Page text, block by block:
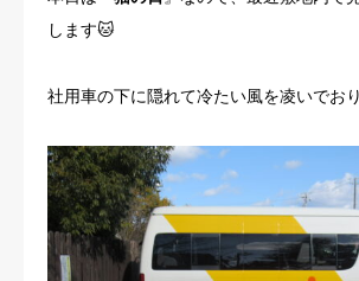
します🐱
社用車の下に隠れて冷たい風を凌いでおり